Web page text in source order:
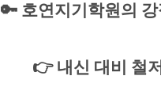
🔑 호연지기 학원의
👉 내신 대비 철